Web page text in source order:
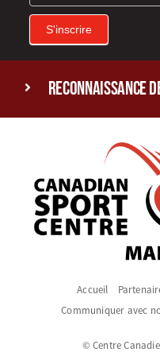
S'inscrire
reconnaissance
Accueil
Communiquer avec
© Centre